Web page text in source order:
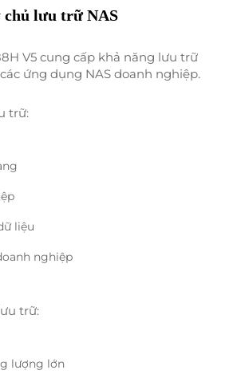
chủ lưu trữ NAS
V5 cung cấp khả năng lưu trữ
ứng dụng NAS doanh nghiệp.
trữ:
liệu
nghiệp
trữ:
lượng lớn